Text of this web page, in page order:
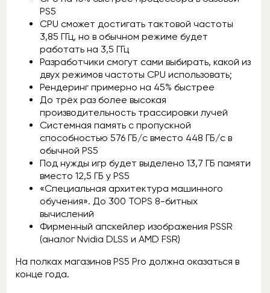
PS5
CPU сможет достигать тактовой частоты
3,85 ГГц, но в обычном режиме будет
работать на 3,5 ГГц
Разработчики смогут сами выбирать, какой из
двух режимов частоты CPU использовать;
Рендеринг примерно на 45% быстрее
До трёх раз более высокая
производительность трассировки лучей
Системная память с пропускной
способностью 576 ГБ/с вместо 448 ГБ/с в
обычной PS5
Под нужды игр будет выделено 13,7 ГБ памяти
вместо 12,5 ГБ у PS5
«Специальная архитектура машинного
обучения». До 300 TOPS 8-битных
вычислений
Фирменный апскейлер изображения PSSR
(аналог Nvidia DLSS и AMD FSR)
На полках магазинов PS5 Pro должна оказаться в
конце года.